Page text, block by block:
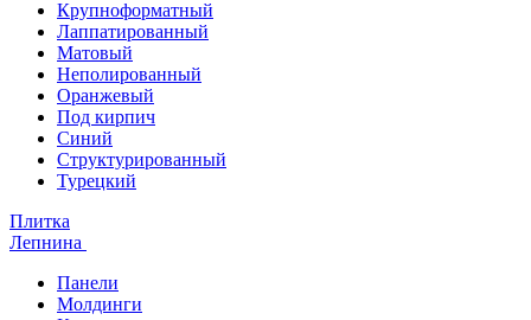
Крупноформатный
Лаппатированный
Матовый
Неполированный
Оранжевый
Под кирпич
Синий
Структурированный
Турецкий
Плитка
Лепнина
Панели
Молдинги